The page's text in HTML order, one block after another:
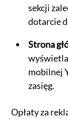
sekcji
dotarcie
Strona
mobilnej
zasięg.
Opłaty za